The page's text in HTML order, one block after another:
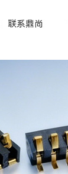
联系鼎尚